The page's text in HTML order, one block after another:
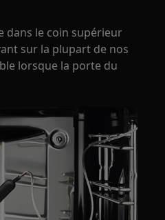
dans le coin supérieur
sur la plupart de nos
lorsque la porte du